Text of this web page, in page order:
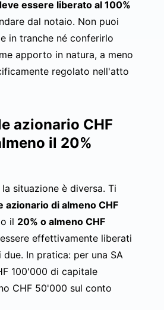
essere liberato al 100%
dal notaio. Non puoi
in tranche né conferirlo
apporto in natura, a meno
regolato nell'atto
azionario CHF
il 20%
situazione è diversa. Ti
azionario di almeno CHF
il 20% o almeno CHF
effettivamente liberati
In pratica: per una SA
100'000 di capitale
CHF 50'000 sul conto